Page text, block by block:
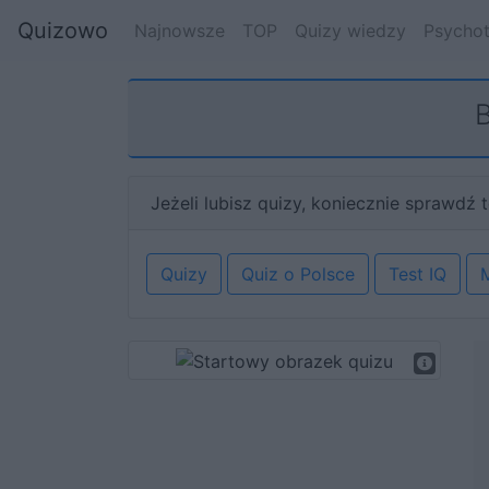
Quizowo Najnowsze TOP Quizy wiedzy
Jeżeli lubisz quizy, koniecznie sprawdź
Quizy Quiz o Polsce Test IQ